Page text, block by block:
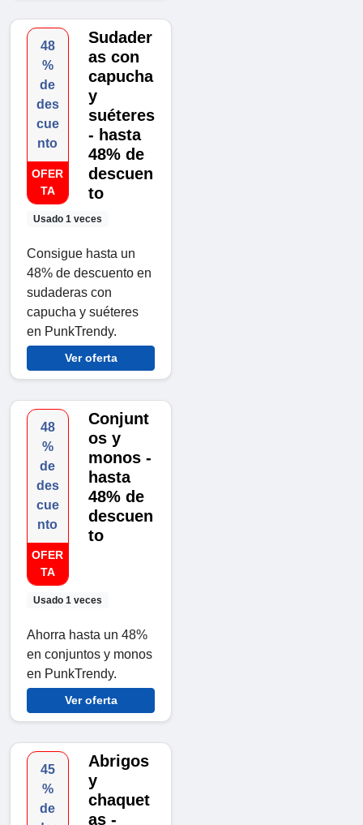
48
%
de
des
cue
nto
OFER
TA
Usado 1 veces
Sudader
as con
capucha
y
suéteres
- hasta
48% de
descuen
to
Consigue hasta un
48% de descuento en
sudaderas con
capucha y suéteres
en PunkTrendy.
Ver oferta
48
%
de
des
cue
nto
OFER
TA
Usado 1 veces
Conjunt
os y
monos -
hasta
48% de
descuen
to
Ahorra hasta un 48%
en conjuntos y monos
en PunkTrendy.
Ver oferta
45
%
de
Abrigos
y
chaquet
as -